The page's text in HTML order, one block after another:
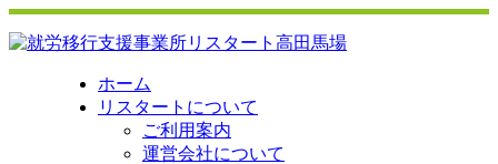
ホーム
リスタートについて
ご利用案内
運営会社について